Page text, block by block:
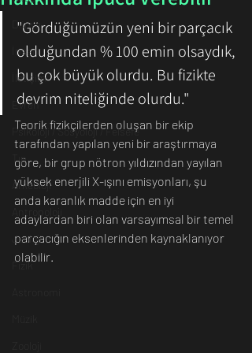
Dünya
İnsan
İletişim
Evren
Psikoloji / Sosyoloji / Felsefe
Tıp
Arkeoloji
Jeoloji
Fizik
"Gördüğümüzün yeni bir parçacık
olduğundan % 100 emin olsaydık,
bu çok büyük olurdu. Bu fizikte
devrim niteliğinde olurdu."
Teorik fizikçilerden oluşan bir ekip
tarafından yapılan yeni bir araştırmaya
göre, bir grup nötron yıldızından yayılan
yüksek enerjili X-ışını emisyonları, şu
anda karanlık madde için en iyi
adaylardan biri olan varsayımsal bir temel
parçacığın eksenlerinden kaynaklanıyor
olabilir.